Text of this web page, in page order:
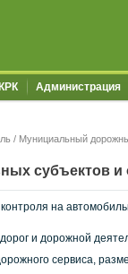
КРК Администрация
/ Мунициальный
субъектов и
на
и дорожной
сервиса,